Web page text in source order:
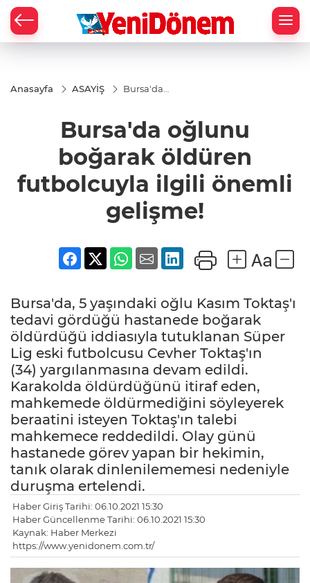
Anasayfa ASAYİŞ
Bursa'da
öldüren
futbolcuyla
önemli
gelişme!
Bursa'da oğlunu
boğarak öldüren
futbolcuyla ilgili önemli
gelişme!
Bursa'da, 5 yaşındaki oğlu Kasım Toktaş'ı
tedavi gördüğü hastanede boğarak
öldürdüğü iddiasıyla tutuklanan Süper
Lig eski futbolcusu Cevher Toktaş'ın
(34) yargılanmasına devam edildi.
Karakolda öldürdüğünü itiraf eden,
mahkemede öldürmediğini söyleyerek
beraatini isteyen Toktaş'ın talebi
mahkemece reddedildi. Olay günü
hastanede görev yapan bir hekimin,
tanık olarak dinlenilememesi nedeniyle
duruşma ertelendi.
Haber Giriş Tarihi: 06.10.2021 15:30
Haber Güncellenme Tarihi: 06.10.2021 15:30
Kaynak: Haber Merkezi
https://www.yenidonem.com.tr/